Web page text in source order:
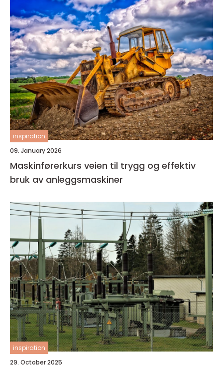
inspiration
09. January 2026
Maskinførerkurs veien til trygg og effektiv
bruk av anleggsmaskiner
inspiration
29. October 2025